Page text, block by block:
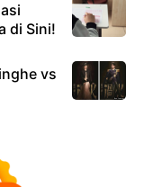
di Sini!
vs